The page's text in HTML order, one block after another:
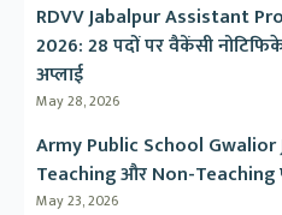
RDVV Jabalpur Assistant
2026: 28 पदों पर वैकेंसी
अप्लाई
May 28, 2026
Army Public School Gwalior
Teaching और Non-Teaching
May 23, 2026